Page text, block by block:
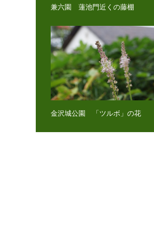
兼六園 蓮池門近くの藤棚
金沢城公園 「ツルボ」の花